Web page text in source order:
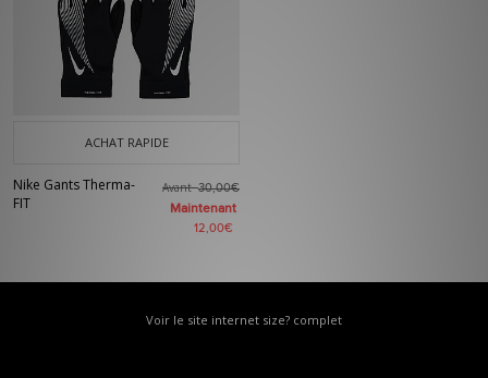
ACHAT RAPIDE
Nike Gants Therma-
FIT
Avant30,00€
Maintenant
12,00€
Voir le site internet size? complet